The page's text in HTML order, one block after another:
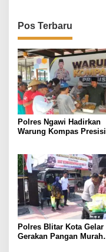
Pos Terbaru
Polres Ngawi Hadirkan
Warung Kompas Presisi
Polres Blitar Kota Gelar
Gerakan Pangan Murah